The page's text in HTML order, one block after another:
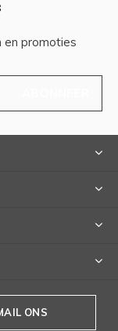
en promoties
ONS